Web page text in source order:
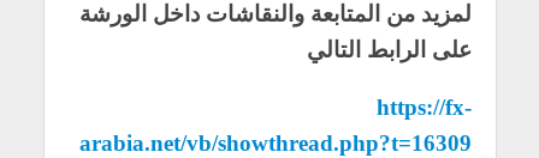
لمزيد من المتابعة والنقاشات داخل الورشة
على الرابط التالي
https://fx-
arabia.net/vb/showthread.php?t=16309